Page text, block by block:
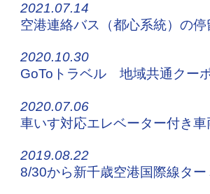
2021.07.14
2020.10.30
2020.07.06
2019.08.22